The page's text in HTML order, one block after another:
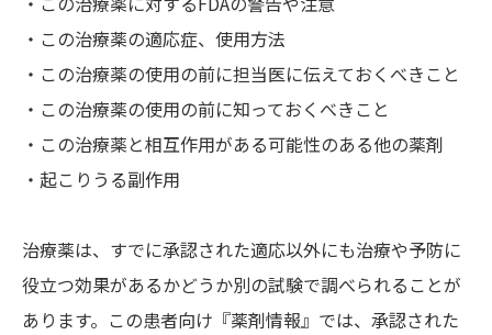
・この治療薬の適応症、使用方法
・この治療薬の使用の前に担当医に伝えておくべきこと
・この治療薬の使用の前に知っておくべきこと
・この治療薬と相互作用がある可能性のある他の薬剤
・起こりうる副作用
治療薬は、すでに承認された適応以外にも治療や予防に
役立つ効果があるかどうか別の試験で調べられることが
あります。この患者向け『薬剤情報』では、承認された